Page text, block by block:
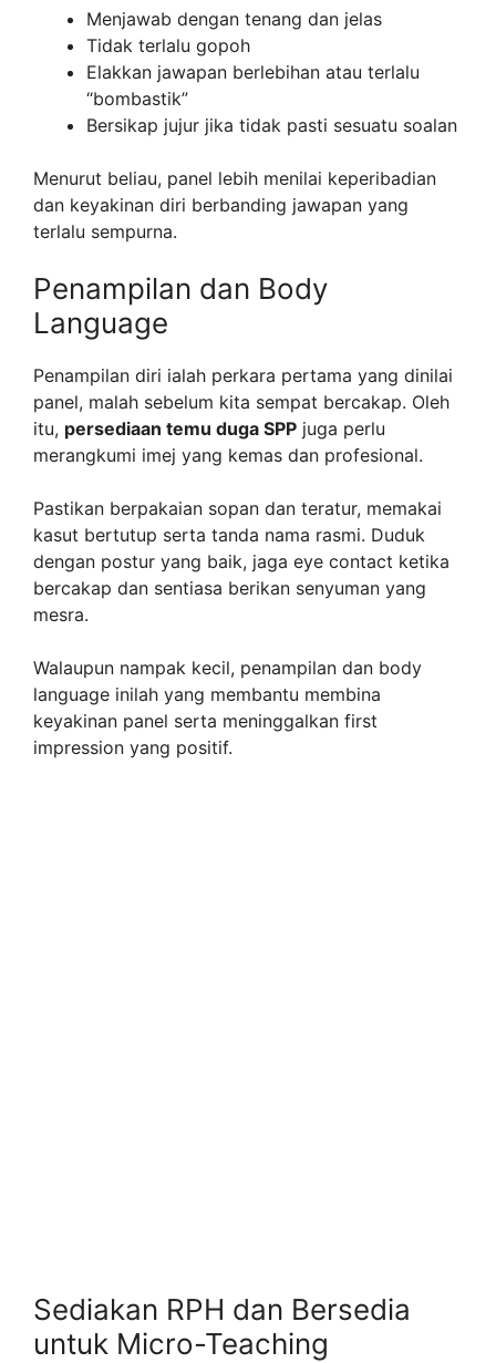
Menjawab dengan tenang dan jelas
Tidak terlalu gopoh
Elakkan jawapan berlebihan atau terlalu
“bombastik”
Bersikap jujur jika tidak pasti sesuatu soalan
Menurut beliau, panel lebih menilai keperibadian
dan keyakinan diri berbanding jawapan yang
terlalu sempurna.
Penampilan dan Body
Language
Penampilan diri ialah perkara pertama yang dinilai
panel, malah sebelum kita sempat bercakap. Oleh
itu, persediaan temu duga SPP juga perlu
merangkumi imej yang kemas dan profesional.
Pastikan berpakaian sopan dan teratur, memakai
kasut bertutup serta tanda nama rasmi. Duduk
dengan postur yang baik, jaga eye contact ketika
bercakap dan sentiasa berikan senyuman yang
mesra.
Walaupun nampak kecil, penampilan dan body
language inilah yang membantu membina
keyakinan panel serta meninggalkan first
impression yang positif.
Sediakan RPH dan Bersedia
untuk Micro-Teaching